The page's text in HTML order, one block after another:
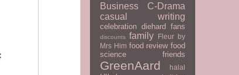
Business
C-Drama
casual writing
celebration diehard fans
discounts family
Fleur by
Mrs Him food review food
science
friends
GreenAard halal